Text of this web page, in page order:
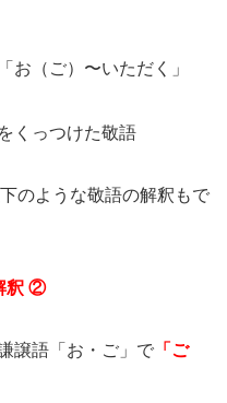
お（ご）〜いただく」
くっつけた敬語
のような敬語の解釈もで
釈 ②
譲語「お・ご」で 「ご